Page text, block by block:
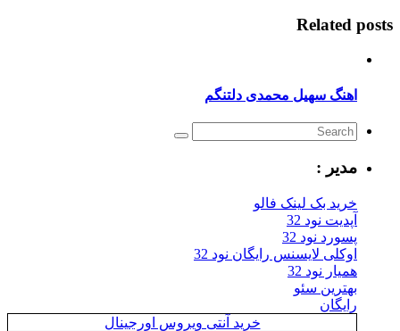
Related posts
اهنگ سهیل محمدی دلتنگم
مدیر :
خرید بک لینک فالو
آپدیت نود 32
پسورد نود 32
اوکلی لایسنس رایگان نود 32
همیار نود 32
بهترین سئو
رایگان
خرید آنتی ویروس اورجینال